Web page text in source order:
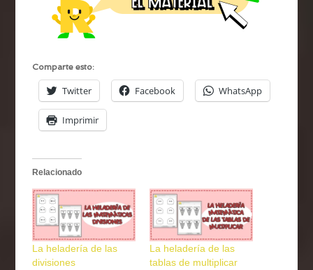
Comparte esto:
Twitter Facebook WhatsApp
Imprimir
Relacionado
La heladería de las
divisiones
La heladería de las
tablas de multiplicar